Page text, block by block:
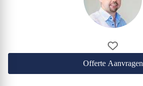
Offerte Aanvragen